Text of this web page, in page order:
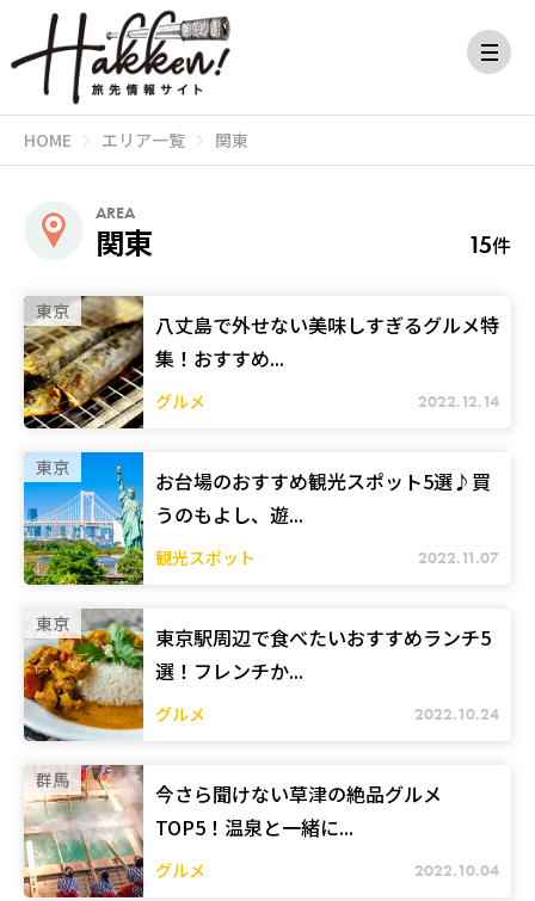
HOME エリア一覧 関東
AREA
関東 15件
東京
八丈島で外せない美味しすぎるグルメ特
集！おすすめ...
グルメ 2022.12.14
東京
お台場のおすすめ観光スポット5選♪買
うのもよし、遊...
観光スポット 2022.11.07
東京
東京駅周辺で食べたいおすすめランチ5
選！フレンチか...
グルメ 2022.10.24
群馬
今さら聞けない草津の絶品グルメ
TOP5！温泉と一緒に...
グルメ 2022.10.04